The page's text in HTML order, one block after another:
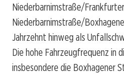
Niederbarnimstraße/
Niederbarnimstraße/
Jahrzehnt hinweg als
Die hohe Fahrzeugfrequenz in
insbesondere die Boxhagener